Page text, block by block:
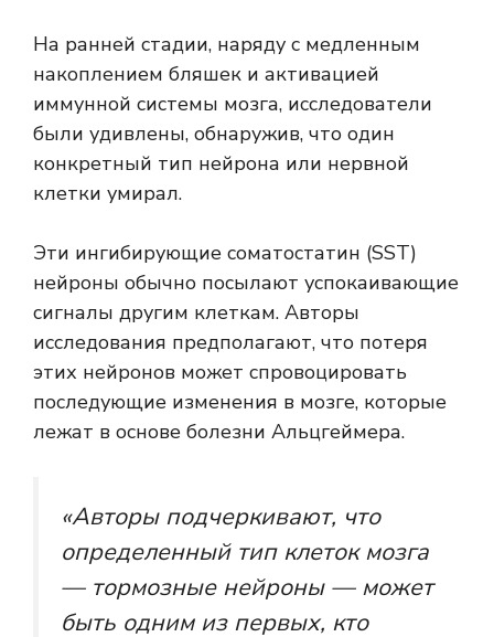
На ранней стадии, наряду с медленным
накоплением бляшек и активацией
иммунной системы мозга, исследователи
были удивлены, обнаружив, что один
конкретный тип нейрона или нервной
клетки умирал.
Эти ингибирующие соматостатин (SST)
нейроны обычно посылают успокаивающие
сигналы другим клеткам. Авторы
исследования предполагают, что потеря
этих нейронов может спровоцировать
последующие изменения в мозге, которые
лежат в основе болезни Альцгеймера.
«Авторы подчеркивают, что
определенный тип клеток мозга
— тормозные нейроны — может
быть одним из первых, кто